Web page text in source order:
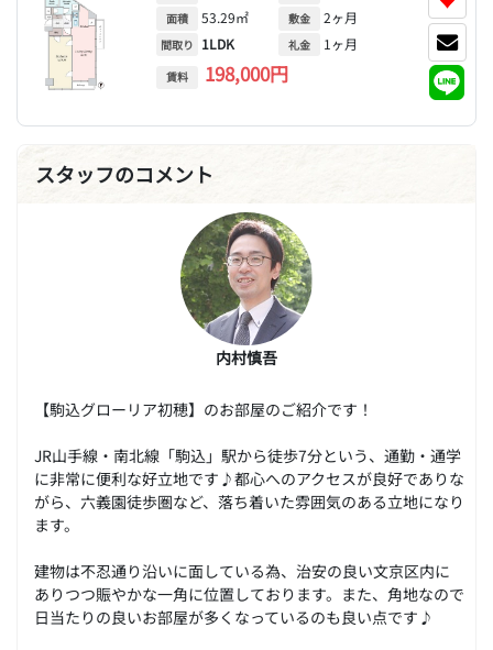
面積 53.29㎡
間取り 1LDK
賃料 198,000円
敷金 2ヶ月
礼金 1ヶ月
スタッフのコメント
内村慎吾
【駒込グローリア初穂】のお部屋のご紹介です！
JR山手線・南北線「駒込」駅から徒歩7分という、通勤・通学
に非常に便利な好立地です♪都心へのアクセスが良好でありな
がら、六義園徒歩圏など、落ち着いた雰囲気のある立地になり
ます。
建物は不忍通り沿いに面している為、治安の良い文京区内に
ありつつ賑やかな一角に位置しております。また、角地なので
日当たりの良いお部屋が多くなっているのも良い点です♪